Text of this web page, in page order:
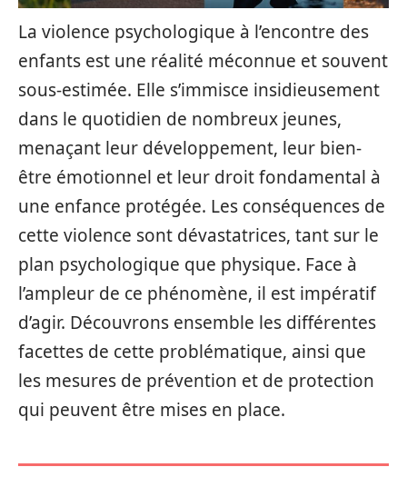
La violence psychologique à l’encontre des
enfants est une réalité méconnue et souvent
sous-estimée. Elle s’immisce insidieusement
dans le quotidien de nombreux jeunes,
menaçant leur développement, leur bien-
être émotionnel et leur droit fondamental à
une enfance protégée. Les conséquences de
cette violence sont dévastatrices, tant sur le
plan psychologique que physique. Face à
l’ampleur de ce phénomène, il est impératif
d’agir. Découvrons ensemble les différentes
facettes de cette problématique, ainsi que
les mesures de prévention et de protection
qui peuvent être mises en place.